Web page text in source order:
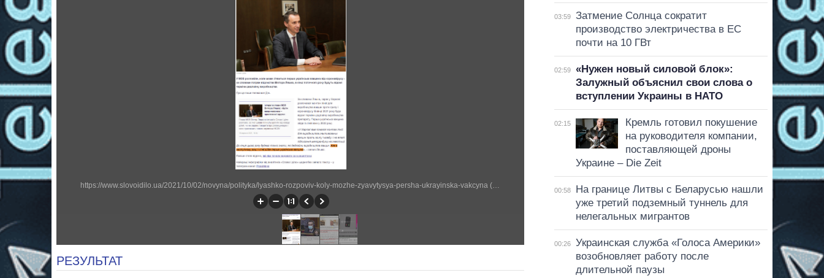
РЕЗУЛЬТАТ
03:59
Затмение Солнца сократит
производство электричества в ЕС
почти на 10 ГВт
02:59
«Нужен новый силовой блок»:
Залужный объяснил свои слова о
вступлении Украины в НАТО
02:15
Кремль готовил покушение
на руководителя компании,
поставляющей дроны
Украине – Die Zeit
00:58
На границе Литвы с Беларусью нашли
уже третий подземный туннель для
нелегальных мигрантов
00:26
Украинская служба «Голоса Америки»
возобновляет работу после
длительной паузы